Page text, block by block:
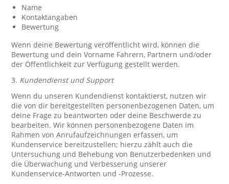
Name
Kontaktangaben
Bewertung
Wenn deine Bewertung veröffentlicht wird, können die
Bewertung und dein Vorname Fahrern, Partnern und/oder
der Öffentlichkeit zur Verfügung gestellt werden.
3. Kundendienst und Support
Wenn du unseren Kundendienst kontaktierst, nutzen wir
die von dir bereitgestellten personenbezogenen Daten, um
deine Frage zu beantworten oder deine Beschwerde zu
bearbeiten. Wir können personenbezogene Daten im
Rahmen von Anrufaufzeichnungen erfassen, um
Kundenservice bereitzustellen; hierzu zählt auch die
Untersuchung und Behebung von Benutzerbedenken und
die Überwachung und Verbesserung unserer
Kundenservice-Antworten und -Prozesse.